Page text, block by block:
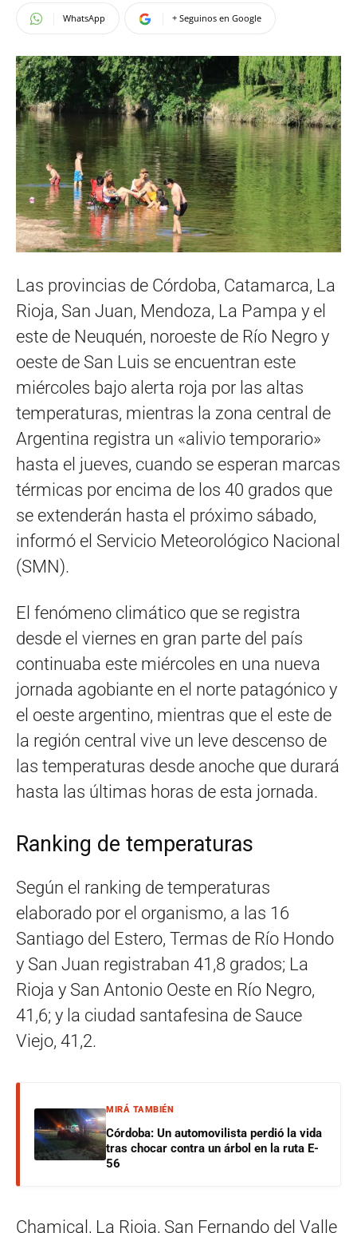
WhatsApp + Seguinos en Google
Las provincias de Córdoba, Catamarca, La
Rioja, San Juan, Mendoza, La Pampa y el
este de Neuquén, noroeste de Río Negro y
oeste de San Luis se encuentran este
miércoles bajo alerta roja por las altas
temperaturas, mientras la zona central de
Argentina registra un «alivio temporario»
hasta el jueves, cuando se esperan marcas
térmicas por encima de los 40 grados que
se extenderán hasta el próximo sábado,
informó el Servicio Meteorológico Nacional
(SMN).
El fenómeno climático que se registra
desde el viernes en gran parte del país
continuaba este miércoles en una nueva
jornada agobiante en el norte patagónico y
el oeste argentino, mientras que el este de
la región central vive un leve descenso de
las temperaturas desde anoche que durará
hasta las últimas horas de esta jornada.
Ranking de temperaturas
Según el ranking de temperaturas
elaborado por el organismo, a las 16
Santiago del Estero, Termas de Río Hondo
y San Juan registraban 41,8 grados; La
Rioja y San Antonio Oeste en Río Negro,
41,6; y la ciudad santafesina de Sauce
Viejo, 41,2.
MIRÁ TAMBIÉN
Córdoba: Un automovilista perdió la vida
tras chocar contra un árbol en la ruta E-
56
Chamical, La Rioja, San Fernando del Valle